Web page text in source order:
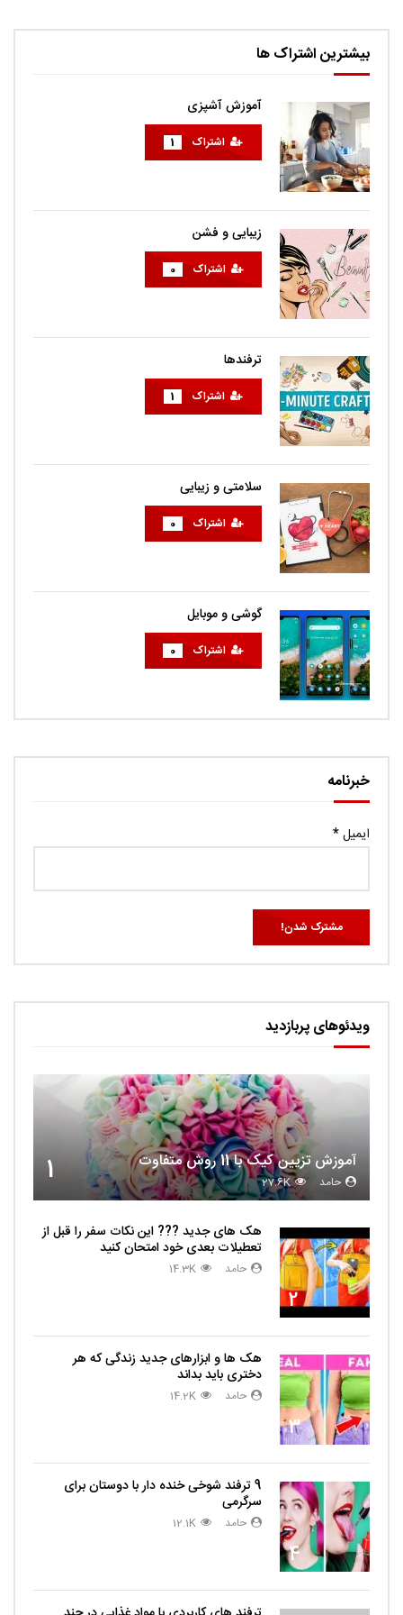
بیشترین اشتراک ها
آموزش آشپزی
اشتراک 1
زیبایی و فشن
اشتراک 0
ترفندها
اشتراک 1
سلامتی و زیبایی
اشتراک 0
گوشی و موبایل
اشتراک 0
خبرنامه
ایمیل*
ویدئوهای پربازدید
1 آموزش تزیین کیک با 11 روش متفاوت
حامد 27.6K
2
هک های جدید ??️? این نکات سفر را قبل از
تعطیلات بعدی خود امتحان کنید
حامد 14.3K
3
هک ها و ابزارهای جدید زندگی که هر
دختری باید بداند
حامد 14.2K
4
9 ترفند شوخی خنده دار با دوستان برای
سرگرمی
حامد 12.1K